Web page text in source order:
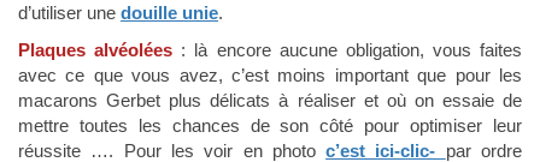
d’utiliser une douille unie.
Plaques alvéolées : là encore aucune obligation, vous faites
avec ce que vous avez, c’est moins important que pour les
macarons Gerbet plus délicats à réaliser et où on essaie de
mettre toutes les chances de son côté pour optimiser leur
réussite …. Pour les voir en photoc’est ici-clic- par ordre